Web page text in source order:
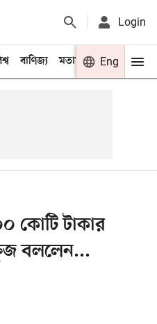
Login
বাণিজ্য মতামত খেলা
Eng
কোটি টাকার
বললেন...